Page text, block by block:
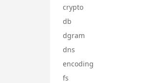
crypto
db
dgram
dns
encoding
fs